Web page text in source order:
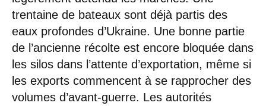
trentaine de bateaux sont déjà partis des
eaux profondes d’Ukraine. Une bonne partie
de l’ancienne récolte est encore bloquée dans
les silos dans l’attente d’exportation, même si
les exports commencent à se rapprocher des
volumes d’avant-guerre. Les autorités